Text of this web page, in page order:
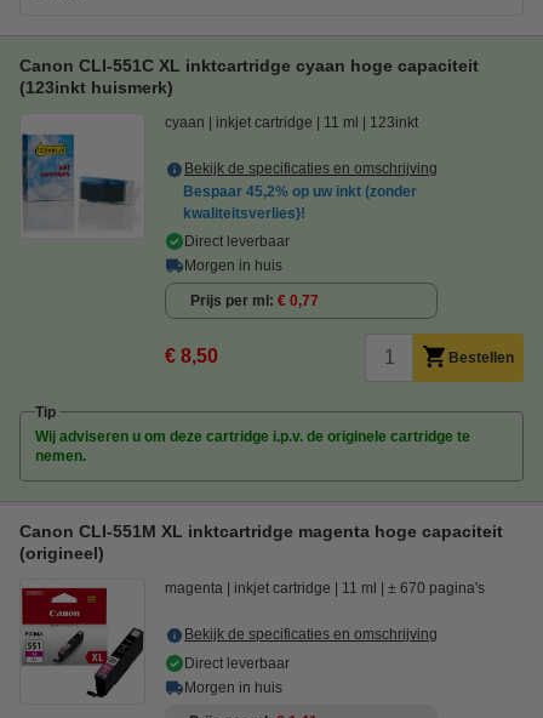
Canon CLI-551C XL inktcartridge cyaan hoge capaciteit
(123inkt huismerk)
cyaan inkjet cartridge 11 ml 123inkt
Bekijk de specificaties en omschrijving
Bespaar 45,2% op uw inkt (zonder
kwaliteitsverlies)!
Direct leverbaar
Morgen in huis
Prijs per ml € 0,77
€ 8,50 Bestellen
Tip
Wij adviseren u om deze cartridge i.p.v. de originele cartridge te
nemen.
Canon CLI-551M XL inktcartridge magenta hoge capaciteit
(origineel)
magenta inkjet cartridge 11 ml ± 670 pagina's
Bekijk de specificaties en omschrijving
Direct leverbaar
Morgen in huis